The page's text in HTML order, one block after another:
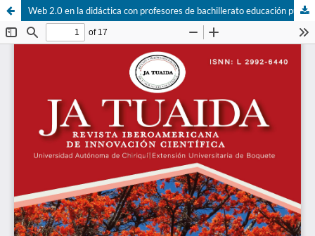
Web 2.0 en la didáctica con profesores de bachillerato educación pública